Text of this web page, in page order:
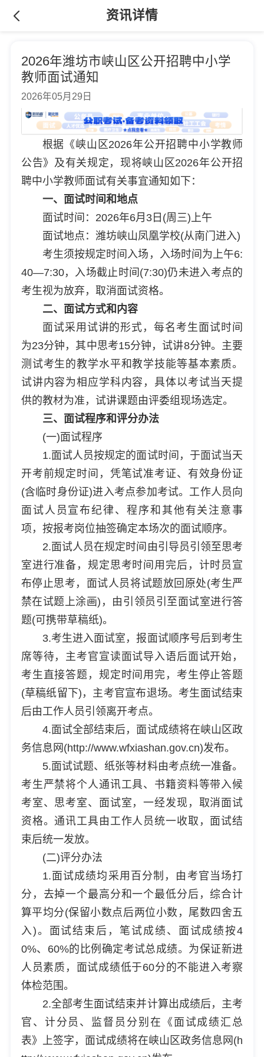
资讯详情
2026年潍坊市峡山区公开招聘中小学
教师面试通知
2026年05月29日
根据《峡山区2026年公开招聘中小学教师
公告》及有关规定，现将峡山区2026年公开招
聘中小学教师面试有关事宜通知如下：
一、面试时间和地点
面试时间：2026年6月3日(周三)上午
面试地点：潍坊峡山凤凰学校(从南门进入)
考生须按规定时间入场，入场时间为上午6:
40—7:30，入场截止时间(7:30)仍未进入考点的
考生视为放弃，取消面试资格。
二、面试方式和内容
面试采用试讲的形式，每名考生面试时间
为23分钟，其中思考15分钟，试讲8分钟。主要
测试考生的教学水平和教学技能等基本素质。
试讲内容为相应学科内容，具体以考试当天提
供的教材为准，试讲课题由评委组现场选定。
三、面试程序和评分办法
(一)面试程序
1.面试人员按规定的面试时间，于面试当天
开考前规定时间，凭笔试准考证、有效身份证
(含临时身份证)进入考点参加考试。工作人员向
面试人员宣布纪律、程序和其他有关注意事
项，按报考岗位抽签确定本场次的面试顺序。
2.面试人员在规定时间由引导员引领至思考
室进行准备，规定思考时间用完后，计时员宣
布停止思考，面试人员将试题放回原处(考生严
禁在试题上涂画)，由引领员引至面试室进行答
题(可携带草稿纸)。
3.考生进入面试室，报面试顺序号后到考生
席等待，主考官宣读面试导入语后面试开始，
考生直接答题，规定时间用完，考生停止答题
(草稿纸留下)，主考官宣布退场。考生面试结束
后由工作人员引领离开考点。
4.面试全部结束后，面试成绩将在峡山区政
务信息网(http://www.wfxiashan.gov.cn)发布。
5.面试试题、纸张等材料由考点统一准备。
考生严禁将个人通讯工具、书籍资料等带入候
考室、思考室、面试室，一经发现，取消面试
资格。通讯工具由工作人员统一收取，面试结
束后统一发放。
(二)评分办法
1.面试成绩均采用百分制，由考官当场打
分，去掉一个最高分和一个最低分后，综合计
算平均分(保留小数点后两位小数，尾数四舍五
入)。面试结束后，笔试成绩、面试成绩按4
0%、60%的比例确定考试总成绩。为保证新进
人员素质，面试成绩低于60分的不能进入考察
体检范围。
2.全部考生面试结束并计算出成绩后，主考
官、计分员、监督员分别在《面试成绩汇总
表》上签字，面试成绩将在峡山区政务信息网(h